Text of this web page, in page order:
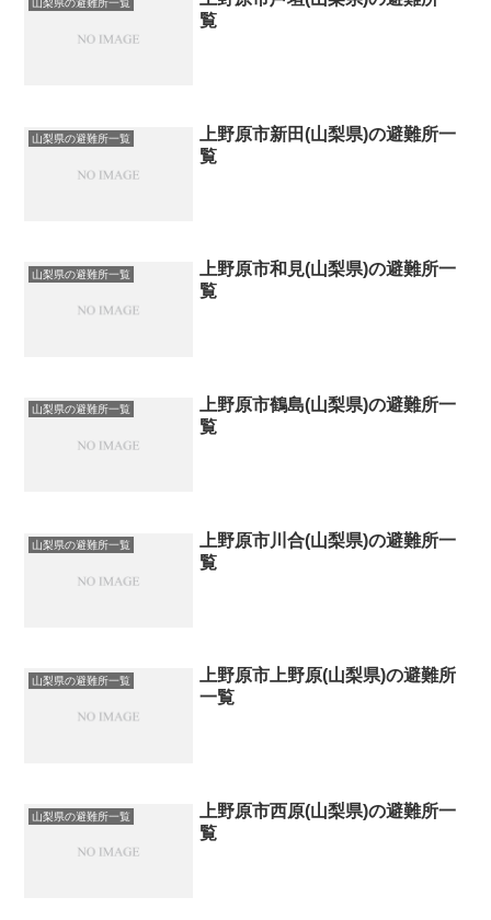
山梨県の避難所一覧
覧
山梨県の避難所一覧
上野原市新田(山梨県)の避難所一
覧
山梨県の避難所一覧
上野原市和見(山梨県)の避難所一
覧
山梨県の避難所一覧
上野原市鶴島(山梨県)の避難所一
覧
山梨県の避難所一覧
上野原市川合(山梨県)の避難所一
覧
山梨県の避難所一覧
上野原市上野原(山梨県)の避難所
一覧
山梨県の避難所一覧
上野原市西原(山梨県)の避難所一
覧